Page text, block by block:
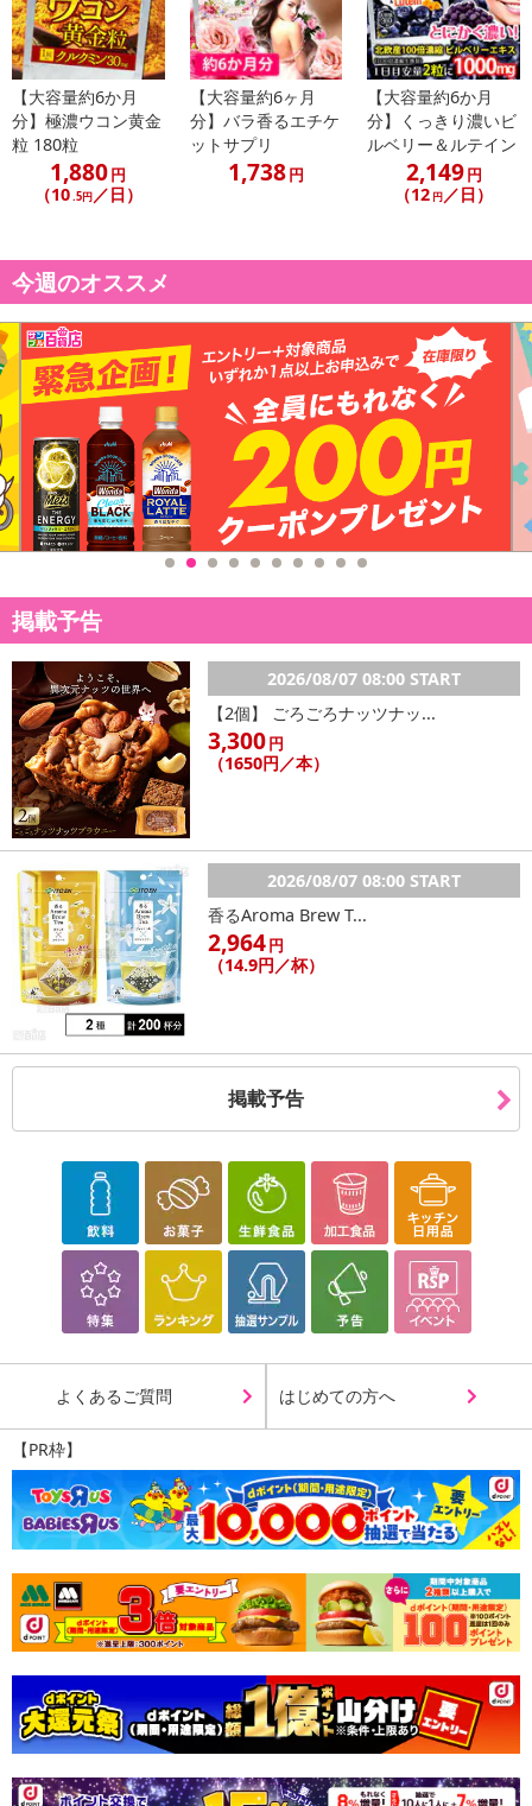
ん。
発送日カレンダー
休業日
■その他共通および商品カテゴリー別注意事項（※必ずご確認くだ
さい）
こちらの情報は 2026年07月17日 時点での情報となります。
【大容量約6か月
分】極濃ウコン黄金
粒 180粒
1,880円
（10.5円／日）
【大容量約6ヶ月
分】バラ香るエチケ
ットサプリ
1,738円
【大容量約6か月
分】くっきり濃いビ
ルベリー＆ルテイン
2,149円
（12 円／日）
今週のオススメ
掲載予告
2026/08/07 08:00 START
【2個】 ごろごろナッツナッ...
3,300円
（1650円／本）
2026/08/07 08:00 START
香るAroma Brew T...
2,964円
（14.9円／杯）
掲載予告
よくあるご質問 はじめての方へ
【PR枠】